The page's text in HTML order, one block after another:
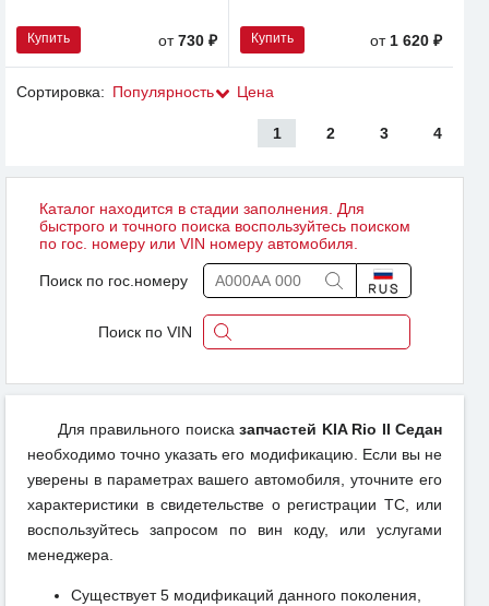
Купить от730 ₽ Купить от1 620 ₽
Сортировка: Популярность Цена
1 2 3 4
Каталог находится в стадии заполнения. Для
быстрого и точного поиска воспользуйтесь поиском
по гос. номеру или VIN номеру автомобиля.
Поиск по гос.номеру
Поиск по VIN
Для правильного поисказапчастей KIA Rio II Седан
необходимо точно указать его модификацию. Если вы не
уверены в параметрах вашего автомобиля, уточните его
характеристики в свидетельстве о регистрации ТС, или
воспользуйтесь запросом по вин коду, или услугами
менеджера.
Существует 5 модификаций данного поколения,